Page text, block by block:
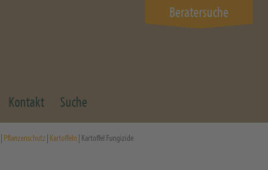
Kontakt Suche
Beratersuche
Pflanzenschutz Kartoffeln | Kartoffel Fungizide